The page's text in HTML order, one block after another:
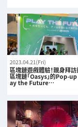
2023.04.21(Fri)
區塊鏈遊戲體驗！親身拜
區塊鏈「Oasys」的Pop-
ay the Future…